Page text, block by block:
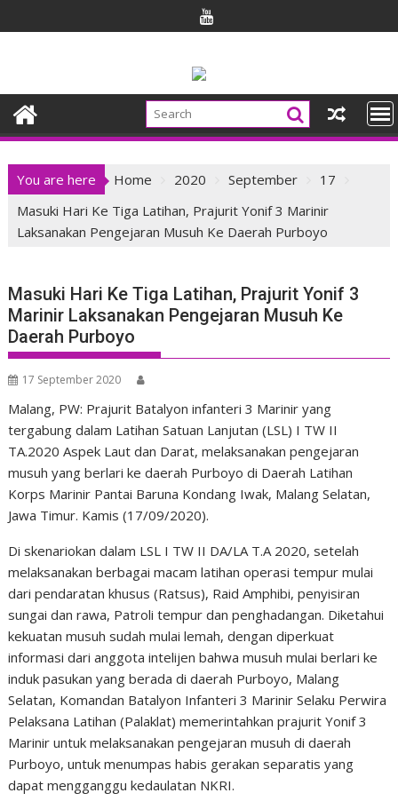
to
You are here Home 2020 September
17
Masuki Hari Ke Tiga Latihan, Prajurit Yonif 3 Marinir
Laksanakan Pengejaran Musuh Ke Daerah Purboyo
Masuki Hari Ke Tiga Latihan, Prajurit Yonif 3
Marinir Laksanakan Pengejaran Musuh Ke
Daerah Purboyo
17 September 2020
Malang, PW: Prajurit Batalyon infanteri 3 Marinir yang
tergabung dalam Latihan Satuan Lanjutan (LSL) I TW II
TA.2020 Aspek Laut dan Darat, melaksanakan pengejaran
musuh yang berlari ke daerah Purboyo di Daerah Latihan
Korps Marinir Pantai Baruna Kondang Iwak, Malang Selatan,
Jawa Timur. Kamis (17/09/2020).
Di skenariokan dalam LSL I TW II DA/LA T.A 2020, setelah
melaksanakan berbagai macam latihan operasi tempur mulai
dari pendaratan khusus (Ratsus), Raid Amphibi, penyisiran
sungai dan rawa, Patroli tempur dan penghadangan. Diketahui
kekuatan musuh sudah mulai lemah, dengan diperkuat
informasi dari anggota intelijen bahwa musuh mulai berlari ke
induk pasukan yang berada di daerah Purboyo, Malang
Selatan, Komandan Batalyon Infanteri 3 Marinir Selaku Perwira
Pelaksana Latihan (Palaklat) memerintahkan prajurit Yonif 3
Marinir untuk melaksanakan pengejaran musuh di daerah
Purboyo, untuk menumpas habis gerakan separatis yang
dapat mengganggu kedaulatan NKRI.